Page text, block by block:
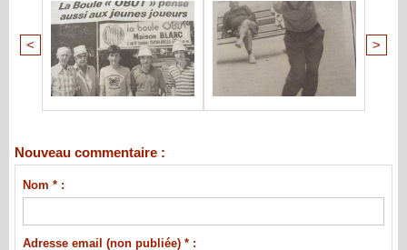
< >
Nouveau commentaire :
Nom * :
Adresse email (non publiée) * :